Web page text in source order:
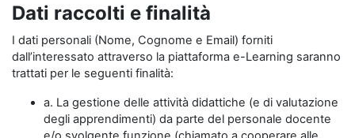
Dati raccolti e finalità
I dati personali (Nome, Cognome e Email) forniti
dall’interessato attraverso la piattaforma e-Learning saranno
trattati per le seguenti finalità:
a. La gestione delle attività didattiche (e di valutazione
degli apprendimenti) da parte del personale docente